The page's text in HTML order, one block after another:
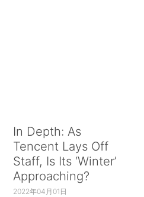
In Depth: As
Tencent Lays Off
Staff, Is Its ‘Winter’
Approaching?
2022年04月01日